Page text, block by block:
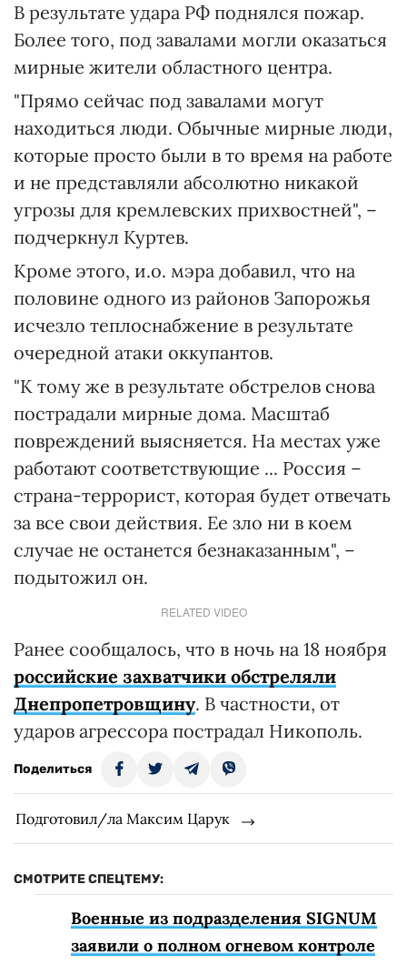
В результате удара РФ поднялся пожар.
Более того, под завалами могли оказаться
мирные жители областного центра.
"Прямо сейчас под завалами могут
находиться люди. Обычные мирные люди,
которые просто были в то время на работе
и не представляли абсолютно никакой
угрозы для кремлевских прихвостней", –
подчеркнул Куртев.
Кроме этого, и.о. мэра добавил, что на
половине одного из районов Запорожья
исчезло теплоснабжение в результате
очередной атаки оккупантов.
"К тому же в результате обстрелов снова
пострадали мирные дома. Масштаб
повреждений выясняется. На местах уже
работают соответствующие ... Россия –
страна-террорист, которая будет отвечать
за все свои действия. Ее зло ни в коем
случае не останется безнаказанным", –
подытожил он.
RELATED VIDEO
Ранее сообщалось, что в ночь на 18 ноября
российские захватчики обстреляли
Днепропетровщину. В частности, от
ударов агрессора пострадал Никополь.
Поделиться
Подготовил/ла Максим Царук
СМОТРИТЕ СПЕЦТЕМУ:
Военные из подразделения SIGNUM
заявили о полном огневом контроле